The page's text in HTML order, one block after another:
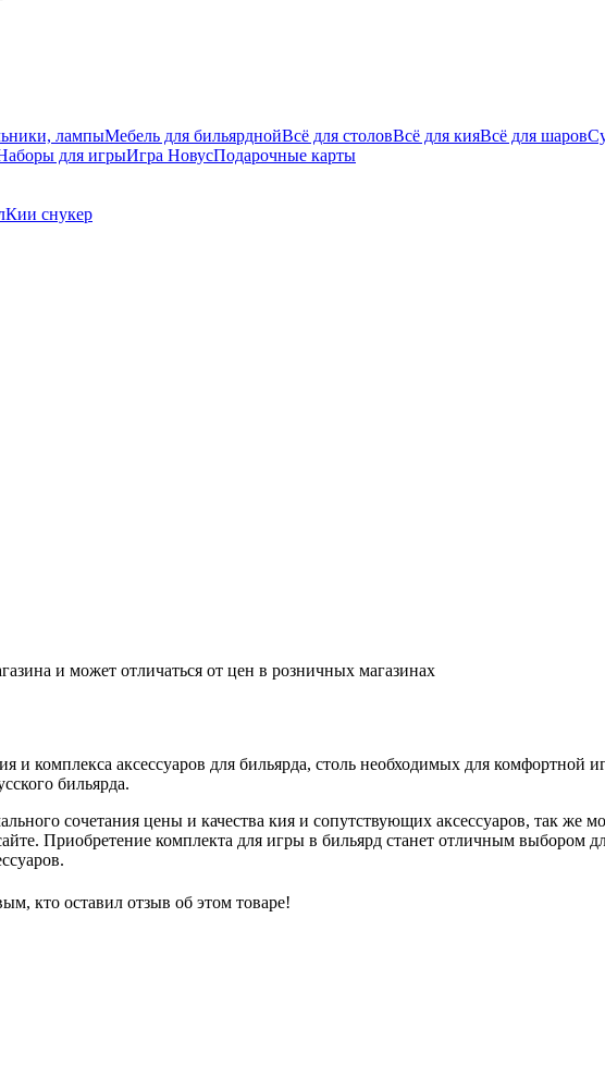
лампыМебель для бильярднойВсё для столовВсё для кияВсё для шаров
для игрыИгра НовусПодарочные карты
Кии снукер
и может отличаться от цен в розничных магазинах
и комплекса аксессуаров для бильярда, столь необходимых для
бильярда.
сочетания цены и качества кия и сопутствующих аксессуаров, так
Приобретение комплекта для игры в бильярд станет отличным выбором
кто оставил отзыв об этом товаре!